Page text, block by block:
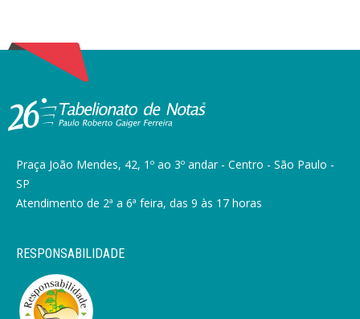
Praça João Mendes, 42, 1º ao 3º andar - Centro - São Paulo -
SP
Atendimento de 2ª a 6ª feira, das 9 às 17 horas
RESPONSABILIDADE